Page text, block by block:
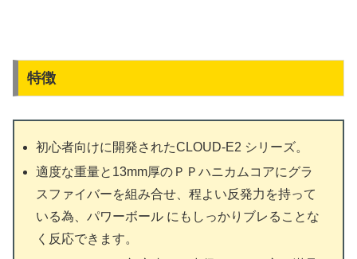
特徴
初心者向けに開発されたCLOUD-E2 シリーズ。
適度な重量と13mm厚のＰＰハニカムコアにグラ
スファイバーを組み合せ、程よい反発力を持って
いる為、パワーボール にもしっかりブレることな
く反応できます。